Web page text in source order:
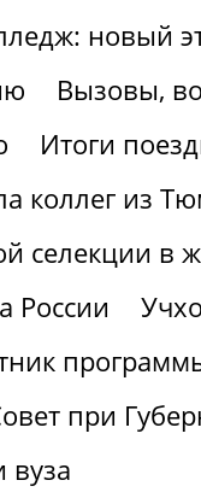
новый
Вызовы,
Итоги
коллег из
селекции в
России
при
вуза